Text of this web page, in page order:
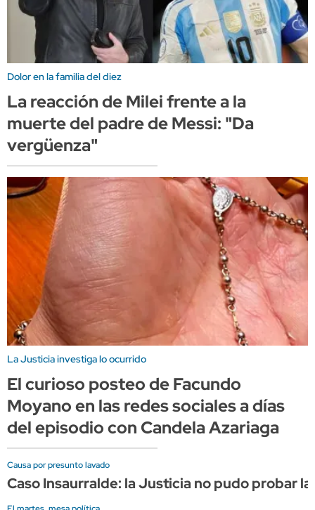
Dolor en la familia del diez
La reacción de Milei frente a la
muerte del padre de Messi: "Da
vergüenza"
La Justicia investiga lo ocurrido
El curioso posteo de Facundo
Moyano en las redes sociales a días
del episodio con Candela Azariaga
Causa por presunto lavado
Caso Insaurralde: la Justicia no pudo probar